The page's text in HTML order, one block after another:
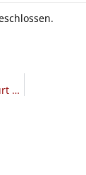
Intermezzo in Frankfurt – in to The Big 380